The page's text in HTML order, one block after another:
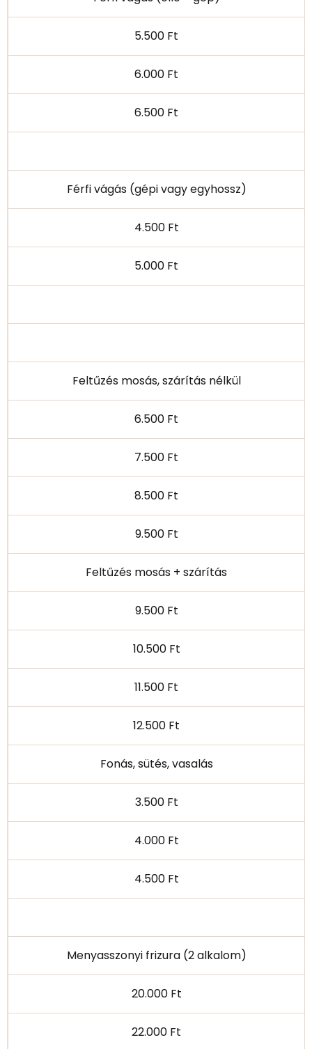
5.500 Ft
6.000 Ft
6.500 Ft
Férfi vágás (gépi vagy egyhossz)
4.500 Ft
5.000 Ft
Feltűzés mosás, szárítás nélkül
6.500 Ft
7.500 Ft
8.500 Ft
9.500 Ft
Feltűzés mosás + szárítás
9.500 Ft
10.500 Ft
11.500 Ft
12.500 Ft
Fonás, sütés, vasalás
3.500 Ft
4.000 Ft
4.500 Ft
Menyasszonyi frizura (2 alkalom)
20.000 Ft
22.000 Ft